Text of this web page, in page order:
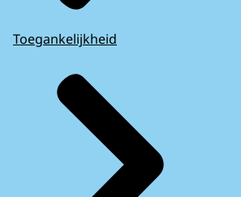
Toegankelijkheid